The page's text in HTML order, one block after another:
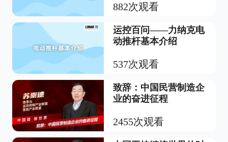
882次观看
运控百问——力纳克电
动推杆基本介绍
537次观看
致辞：中国民营制造企
业的奋进征程
2455次观看